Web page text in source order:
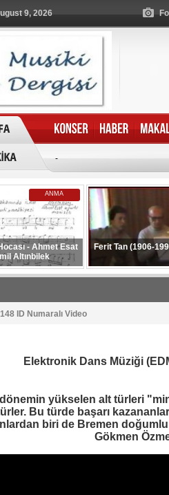
9, 2026
-
ANMA
- Ahmet Esat
Altınbilek
Ferit Tan (1906-
ID Numaralı Video
Elektronik Dans Müziği
yükselen alt türleri
Bu türde başarı
biri de Bremen doğumlu
Gökmen